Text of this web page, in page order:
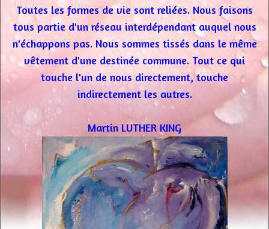
Toutes les formes de vie sont reliées. Nous faisons
tous partie d'un réseau interdépendant auquel nous
n'échappons pas. Nous sommes tissés dans le même
vêtement d'une destinée commune. Tout ce qui
touche l'un de nous directement, touche
indirectement les autres.
Martin LUTHER KING